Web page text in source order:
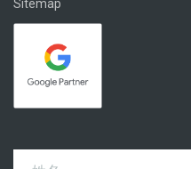
Sitemap